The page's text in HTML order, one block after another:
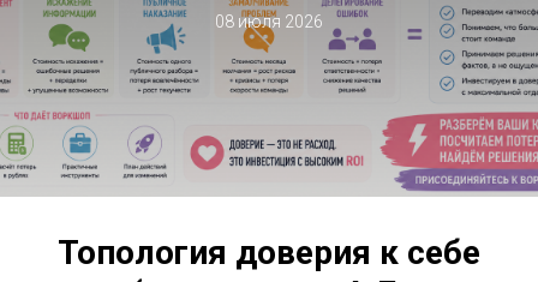
08 июля 2026
Топология доверия к себе